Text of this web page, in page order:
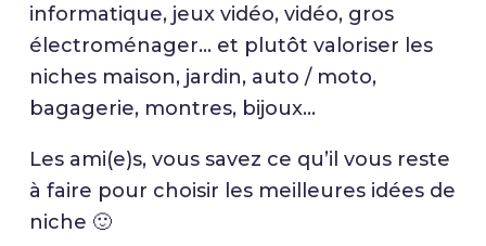
informatique, jeux vidéo, vidéo, gros
électroménager… et plutôt valoriser les
niches maison, jardin, auto / moto,
bagagerie, montres, bijoux…
Les ami(e)s, vous savez ce qu’il vous reste
à faire pour choisir les meilleures idées de
niche 🙂